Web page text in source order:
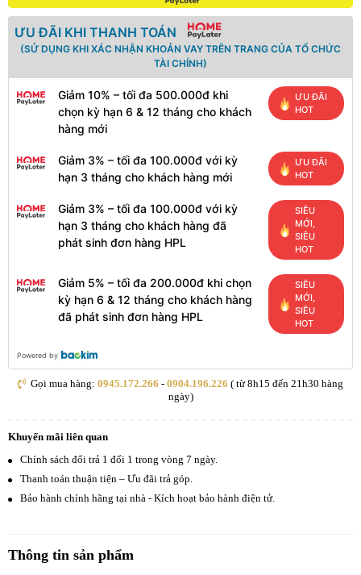
ƯU ĐÃI KHI THANH TOÁN
(SỬ DỤNG KHI XÁC NHẬN KHOẢN VAY TRÊN TRANG CỦA TỔ CHỨC
TÀI CHÍNH)
Giảm 10% – tối đa 500.000đ khi
chọn kỳ hạn 6 & 12 tháng cho khách
hàng mới
ƯU ĐÃI
HOT
Giảm 3% – tối đa 100.000đ với kỳ
hạn 3 tháng cho khách hàng mới
ƯU ĐÃI
HOT
Giảm 3% – tối đa 100.000đ với kỳ
hạn 3 tháng cho khách hàng đã
phát sinh đơn hàng HPL
SIÊU
MỚI,
SIÊU
HOT
Giảm 5% – tối đa 200.000đ khi chọn
kỳ hạn 6 & 12 tháng cho khách hàng
đã phát sinh đơn hàng HPL
SIÊU
MỚI,
SIÊU
HOT
Powered by
Gọi mua hàng: 0945.172.266 - 0904.196.226 ( từ 8h15 đến 21h30 hàng
ngày)
Khuyến mãi liên quan
Chính sách đổi trả 1 đổi 1 trong vòng 7 ngày.
Thanh toán thuận tiện – Ưu đãi trả góp.
Bảo hành chính hãng tại nhà - Kích hoạt bảo hành điện tử.
Thông tin sản phẩm